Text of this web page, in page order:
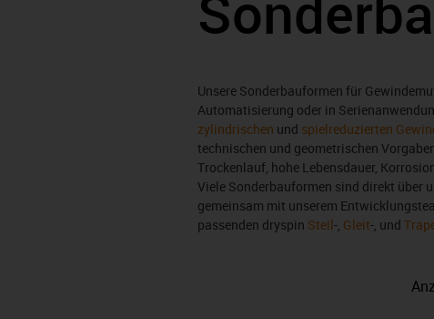
Unsere Sonderbauformen für
Automatisierung oder in
zylindrischen und spielreduzierten
technischen und geometrischen
Trockenlauf, hohe Lebensdauer,
Viele Sonderbauformen sind direkt über
gemeinsam mit unserem
passenden dryspin Steil-, Gleit-, und